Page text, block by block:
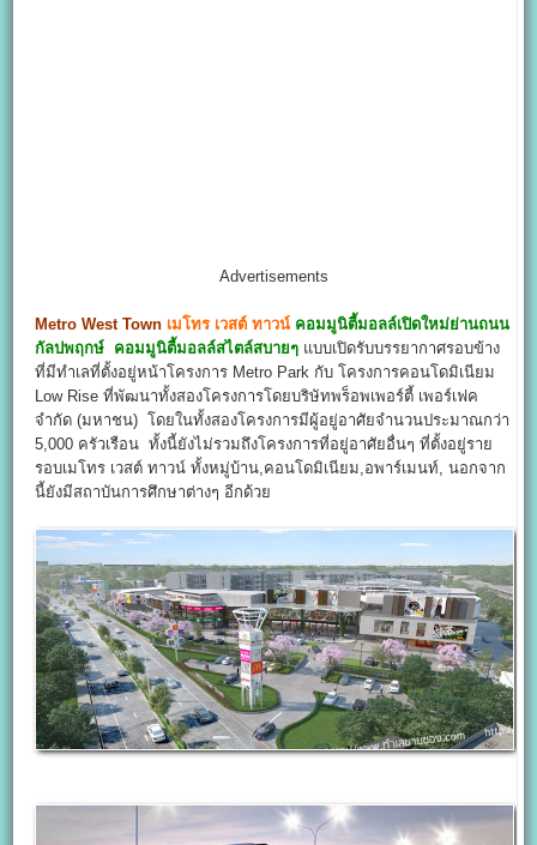
Advertisements
Metro West Town เมโทร เวสต์ ทาวน์ คอมมูนิตี้มอลล์เปิดใหม่ย่านถนน
กัลปพฤกษ์ คอมมูนิตี้มอลล์สไตล์สบายๆ แบบเปิดรับบรรยากาศรอบข้าง
ที่มีทำเลที่ตั้งอยู่หน้าโครงการ Metro Park กับ โครงการคอนโดมิเนียม
Low Rise ที่พัฒนาทั้งสองโครงการโดยบริษัทพร็อพเพอร์ตี้ เพอร์เฟค
จำกัด (มหาชน) โดยในทั้งสองโครงการมีผู้อยู่อาศัยจำนวนประมาณกว่า
5,000 ครัวเรือน ทั้งนี้ยังไม่รวมถึงโครงการที่อยู่อาศัยอื่นๆ ที่ตั้งอยู่ราย
รอบเมโทร เวสต์ ทาวน์ ทั้งหมู่บ้าน,คอนโดมิเนียม,อพาร์เมนท์, นอกจาก
นี้ยังมีสถาบันการศึกษาต่างๆ อีกด้วย